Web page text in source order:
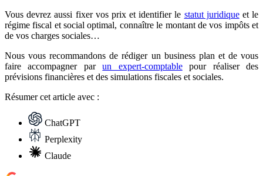
Vous devrez aussi fixer vos prix et identifier le statut juridiqueet le
régime fiscal et social optimal, connaître le montant de vos impôts et
de vos charges sociales…
Nous vous recommandons de rédiger un business plan et de vous
faire accompagner parun expert-comptablepour réaliser des
prévisions financières et des simulations fiscales et sociales.
Résumercet article avec :
ChatGPT
Perplexity
Claude